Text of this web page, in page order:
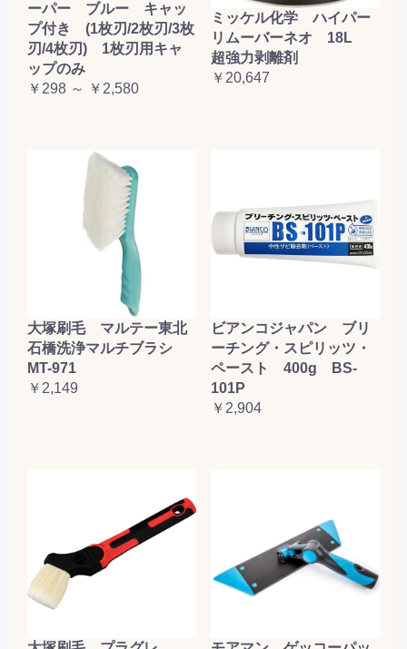
ーパー ブルー キャッ
プ付き (1枚刃/2枚刃/3枚
刃/4枚刃) 1枚刃用キャ
ップのみ
￥298 ～ ￥2,580
ミッケル化学 ハイパー
リムーバーネオ 18L
超強力剥離剤
￥20,647
大塚刷毛 マルテー東北
石橋洗浄マルチブラシ
MT-971
￥2,149
ビアンコジャパン ブリ
ーチング・スピリッツ・
ペースト 400g BS-
101P
￥2,904